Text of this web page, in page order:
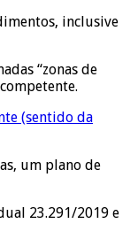
inclusive
“zonas de
(sentido da
um plano de
23.291/2019 e